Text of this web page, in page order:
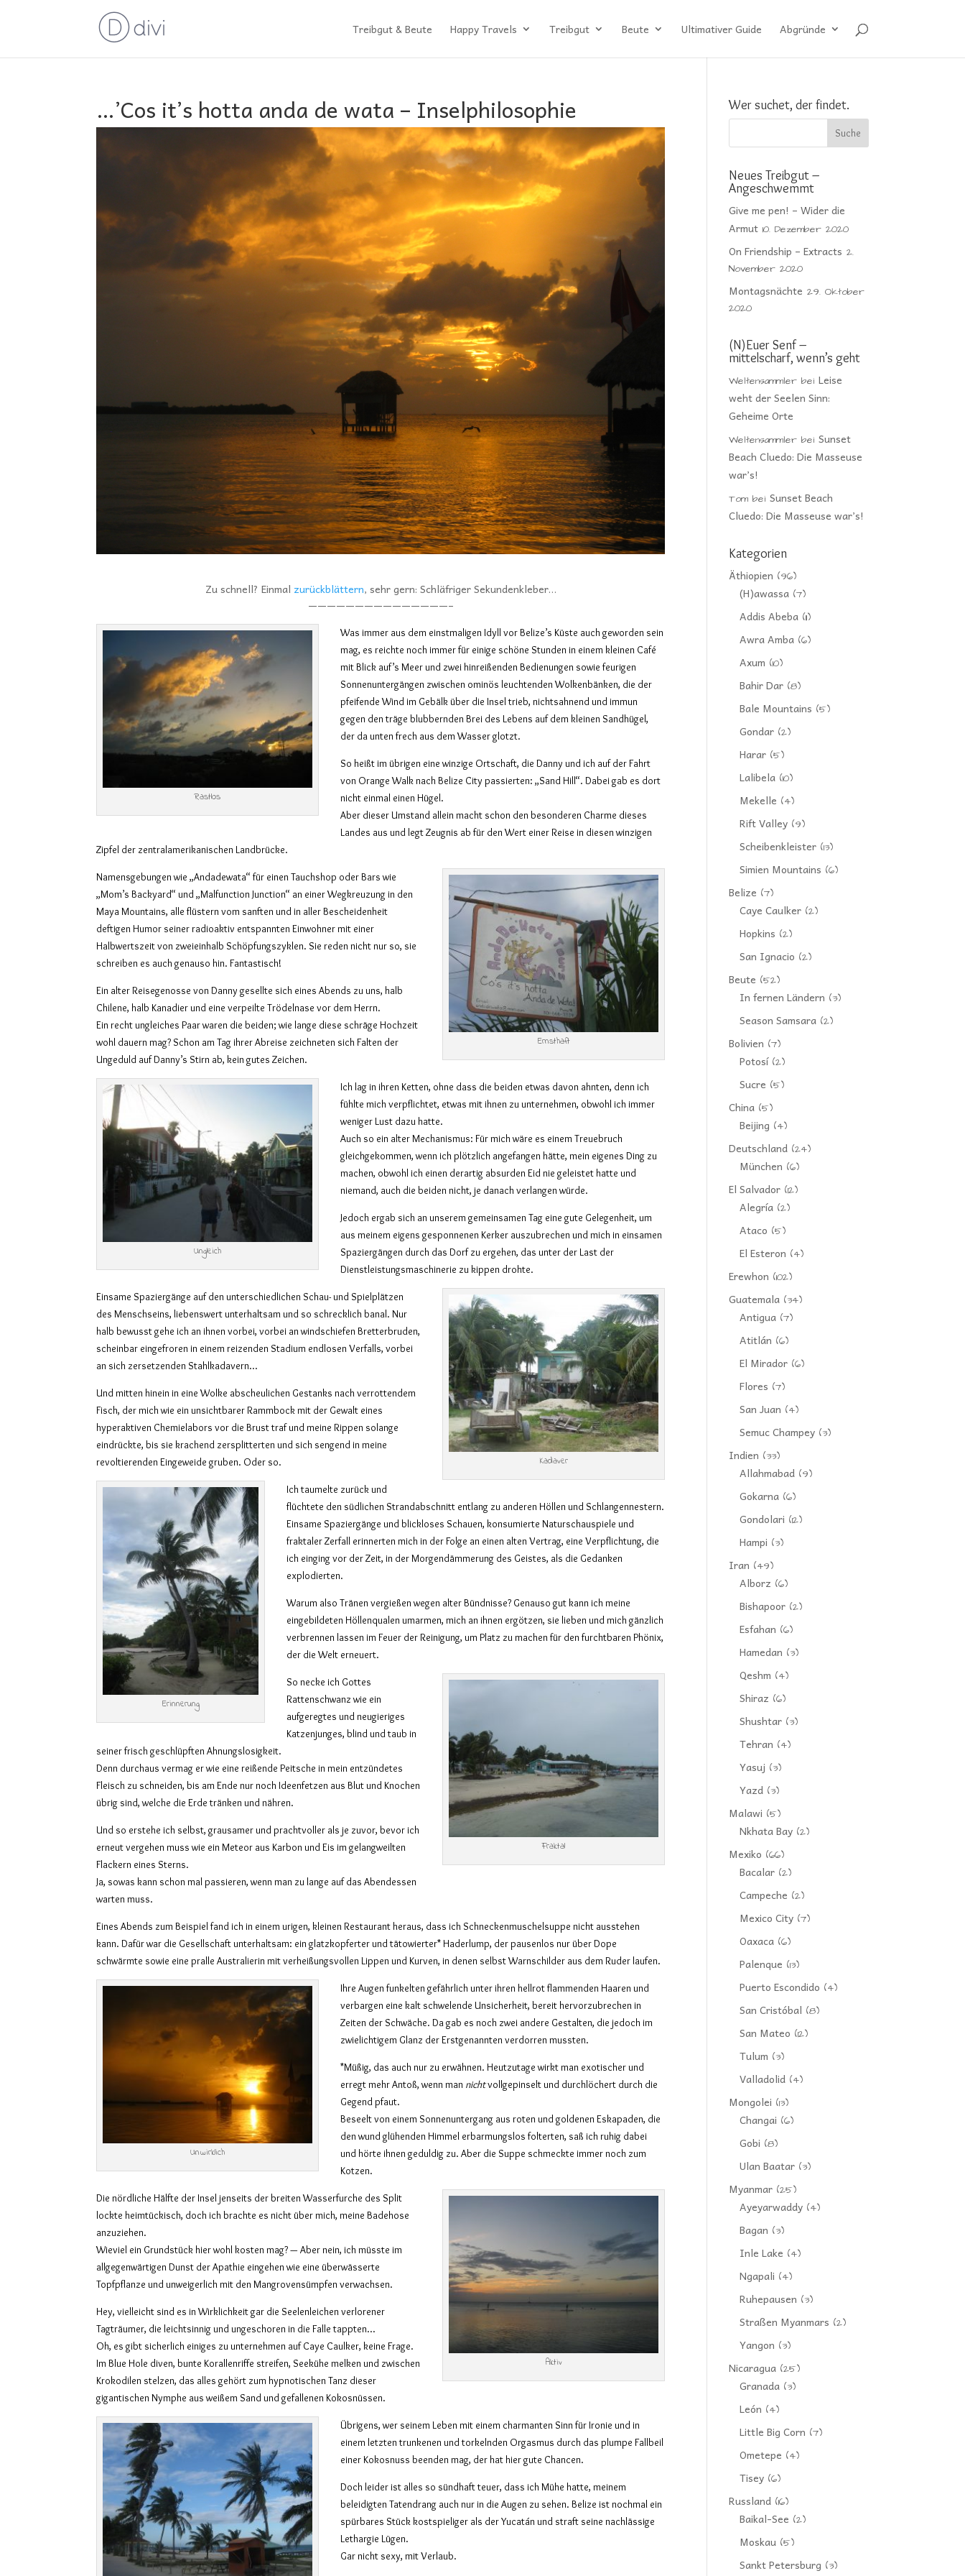
Treibgut & Beute Happy Travels Treibgut Beute Ultimativer Guide Abgründe
…’Cos it’s hotta anda de wata – Inselphilosophie
Zu schnell? Einmal zurückblättern, sehr gern: Schläfriger Sekundenkleber…
———————————————–
Rastlos
Was immer aus dem einstmaligen Idyll vor Belize’s Küste auch geworden sein
mag, es reichte noch immer für einige schöne Stunden in einem kleinen Café
mit Blick auf’s Meer und zwei hinreißenden Bedienungen sowie feurigen
Sonnenuntergängen zwischen ominös leuchtenden Wolkenbänken, die der
pfeifende Wind im Gebälk über die Insel trieb, nichtsahnend und immun
gegen den träge blubbernden Brei des Lebens auf dem kleinen Sandhügel,
der da unten frech aus dem Wasser glotzt.
So heißt im übrigen eine winzige Ortschaft, die Danny und ich auf der Fahrt
von Orange Walk nach Belize City passierten: „Sand Hill“. Dabei gab es dort
nicht einmal einen Hügel.
Aber dieser Umstand allein macht schon den besonderen Charme dieses
Landes aus und legt Zeugnis ab für den Wert einer Reise in diesen winzigen
Zipfel der zentralamerikanischen Landbrücke.
Ernsthaft
Namensgebungen wie „Andadewata“ für einen Tauchshop oder Bars wie
„Mom’s Backyard“ und „Malfunction Junction“ an einer Wegkreuzung in den
Maya Mountains, alle flüstern vom sanften und in aller Bescheidenheit
deftigen Humor seiner radioaktiv entspannten Einwohner mit einer
Halbwertszeit von zweieinhalb Schöpfungszyklen. Sie reden nicht nur so, sie
schreiben es auch genauso hin. Fantastisch!
Ein alter Reisegenosse von Danny gesellte sich eines Abends zu uns, halb
Chilene, halb Kanadier und eine verpeilte Trödelnase vor dem Herrn.
Ein recht ungleiches Paar waren die beiden; wie lange diese schräge Hochzeit
wohl dauern mag? Schon am Tag ihrer Abreise zeichneten sich Falten der
Ungeduld auf Danny’s Stirn ab, kein gutes Zeichen.
Ungleich
Ich lag in ihren Ketten, ohne dass die beiden etwas davon ahnten, denn ich
fühlte mich verpflichtet, etwas mit ihnen zu unternehmen, obwohl ich immer
weniger Lust dazu hatte.
Auch so ein alter Mechanismus: Für mich wäre es einem Treuebruch
gleichgekommen, wenn ich plötzlich angefangen hätte, mein eigenes Ding zu
machen, obwohl ich einen derartig absurden Eid nie geleistet hatte und
niemand, auch die beiden nicht, je danach verlangen würde.
Jedoch ergab sich an unserem gemeinsamen Tag eine gute Gelegenheit, um
aus meinem eigens gesponnenen Kerker auszubrechen und mich in einsamen
Spaziergängen durch das Dorf zu ergehen, das unter der Last der
Dienstleistungsmaschinerie zu kippen drohte.
Kadaver
Einsame Spaziergänge auf den unterschiedlichen Schau- und Spielplätzen
des Menschseins, liebenswert unterhaltsam und so schrecklich banal. Nur
halb bewusst gehe ich an ihnen vorbei, vorbei an windschiefen Bretterbruden,
scheinbar eingefroren in einem reizenden Stadium endlosen Verfalls, vorbei
an sich zersetzenden Stahlkadavern…
Und mitten hinein in eine Wolke abscheulichen Gestanks nach verrottendem
Fisch, der mich wie ein unsichtbarer Rammbock mit der Gewalt eines
hyperaktiven Chemielabors vor die Brust traf und meine Rippen solange
eindrückte, bis sie krachend zersplitterten und sich sengend in meine
revoltierenden Eingeweide gruben. Oder so.
Erinnerung
Ich taumelte zurück und
flüchtete den südlichen Strandabschnitt entlang zu anderen Höllen und Schlangennestern.
Einsame Spaziergänge und blickloses Schauen, konsumierte Naturschauspiele und
fraktaler Zerfall erinnerten mich in der Folge an einen alten Vertrag, eine Verpflichtung, die
ich einging vor der Zeit, in der Morgendämmerung des Geistes, als die Gedanken
explodierten.
Warum also Tränen vergießen wegen alter Bündnisse? Genauso gut kann ich meine
eingebildeten Höllenqualen umarmen, mich an ihnen ergötzen, sie lieben und mich gänzlich
verbrennen lassen im Feuer der Reinigung, um Platz zu machen für den furchtbaren Phönix,
der die Welt erneuert.
Fraktal
So necke ich Gottes
Rattenschwanz wie ein
aufgeregtes und neugieriges
Katzenjunges, blind und taub in
seiner frisch geschlüpften Ahnungslosigkeit.
Denn durchaus vermag er wie eine reißende Peitsche in mein entzündetes
Fleisch zu schneiden, bis am Ende nur noch Ideenfetzen aus Blut und Knochen
übrig sind, welche die Erde tränken und nähren.
Und so erstehe ich selbst, grausamer und prachtvoller als je zuvor, bevor ich
erneut vergehen muss wie ein Meteor aus Karbon und Eis im gelangweilten
Flackern eines Sterns.
Ja, sowas kann schon mal passieren, wenn man zu lange auf das Abendessen
warten muss.
Eines Abends zum Beispiel fand ich in einem urigen, kleinen Restaurant heraus, dass ich Schneckenmuschelsuppe nicht ausstehen
kann. Dafür war die Gesellschaft unterhaltsam: ein glatzkopferter und tätowierter* Haderlump, der pausenlos nur über Dope
schwärmte sowie eine pralle Australierin mit verheißungsvollen Lippen und Kurven, in denen selbst Warnschilder aus dem Ruder laufen.
Unwirklich
Ihre Augen funkelten gefährlich unter ihren hellrot flammenden Haaren und
verbargen eine kalt schwelende Unsicherheit, bereit hervorzubrechen in
Zeiten der Schwäche. Da gab es noch zwei andere Gestalten, die jedoch im
zwielichtigem Glanz der Erstgenannten verdorren mussten.
*Müßig, das auch nur zu erwähnen. Heutzutage wirkt man exotischer und
erregt mehr Antoß, wenn man nichtvollgepinselt und durchlöchert durch die
Gegend pfaut.
Beseelt von einem Sonnenuntergang aus roten und goldenen Eskapaden, die
den wund glühenden Himmel erbarmungslos folterten, saß ich ruhig dabei
und hörte ihnen geduldig zu. Aber die Suppe schmeckte immer noch zum
Kotzen.
Aktiv
Die nördliche Hälfte der Insel jenseits der breiten Wasserfurche des Split
lockte heimtückisch, doch ich brachte es nicht über mich, meine Badehose
anzuziehen.
Wieviel ein Grundstück hier wohl kosten mag? — Aber nein, ich müsste im
allgegenwärtigen Dunst der Apathie eingehen wie eine überwässerte
Topfpflanze und unweigerlich mit den Mangrovensümpfen verwachsen.
Hey, vielleicht sind es in Wirklichkeit gar die Seelenleichen verlorener
Tagträumer, die leichtsinnig und ungeschoren in die Falle tappten…
Oh, es gibt sicherlich einiges zu unternehmen auf Caye Caulker, keine Frage.
Im Blue Hole diven, bunte Korallenriffe streifen, Seekühe melken und zwischen
Krokodilen stelzen, das alles gehört zum hypnotischen Tanz dieser
gigantischen Nymphe aus weißem Sand und gefallenen Kokosnüssen.
Übrigens, wer seinem Leben mit einem charmanten Sinn für Ironie und in
einem letzten trunkenen und torkelnden Orgasmus durch das plumpe Fallbeil
einer Kokosnuss beenden mag, der hat hier gute Chancen.
Doch leider ist alles so sündhaft teuer, dass ich Mühe hatte, meinem
beleidigten Tatendrang auch nur in die Augen zu sehen. Belize ist nochmal ein
spürbares Stück kostspieliger als der Yucatán und straft seine nachlässige
Lethargie Lügen.
Gar nicht sexy, mit Verlaub.
Wer suchet, der findet.
Neues Treibgut –
Angeschwemmt
Give me pen! – Wider die
Armut 10. Dezember 2020
On Friendship – Extracts 2.
November 2020
Montagsnächte 29. Oktober
2020
(N)Euer Senf –
mittelscharf, wenn’s geht
Weltensammler beiLeise
weht der Seelen Sinn:
Geheime Orte
Weltensammler beiSunset
Beach Cluedo: Die Masseuse
war’s!
Tom beiSunset Beach
Cluedo: Die Masseuse war’s!
Kategorien
Äthiopien (96)
(H)awassa (7)
Addis Abeba (11)
Awra Amba (6)
Axum (10)
Bahir Dar (8)
Bale Mountains (5)
Gondar (2)
Harar (5)
Lalibela (10)
Mekelle (4)
Rift Valley (9)
Scheibenkleister (13)
Simien Mountains (6)
Belize (7)
Caye Caulker (2)
Hopkins (2)
San Ignacio (2)
Beute (52)
In fernen Ländern (3)
Season Samsara (2)
Bolivien (7)
Potosí(2)
Sucre (5)
China (5)
Beijing (4)
Deutschland (24)
München (6)
El Salvador (12)
Alegría (2)
Ataco (5)
El Esteron (4)
Erewhon (102)
Guatemala (34)
Antigua (7)
Atitlán (6)
El Mirador (6)
Flores (7)
San Juan (4)
Semuc Champey (3)
Indien (33)
Allahmabad (9)
Gokarna (6)
Gondolari (12)
Hampi (3)
Iran (49)
Alborz (6)
Bishapoor (2)
Esfahan (6)
Hamedan (3)
Qeshm (4)
Shiraz (6)
Shushtar (3)
Tehran (4)
Yasuj (3)
Yazd (3)
Malawi (5)
Nkhata Bay (2)
Mexiko (66)
Bacalar (2)
Campeche (2)
Mexico City (7)
Oaxaca (6)
Palenque (13)
Puerto Escondido (4)
San Cristóbal (8)
San Mateo (12)
Tulum (3)
Valladolid (4)
Mongolei (13)
Changai (6)
Gobi (8)
Ulan Baatar (3)
Myanmar (25)
Ayeyarwaddy (4)
Bagan (3)
Inle Lake (4)
Ngapali (4)
Ruhepausen (3)
Straßen Myanmars (2)
Yangon (3)
Nicaragua (25)
Granada (3)
León (4)
Little Big Corn (7)
Ometepe (4)
Tisey (6)
Russland (16)
Baikal-See (2)
Moskau (5)
Sankt Petersburg (3)